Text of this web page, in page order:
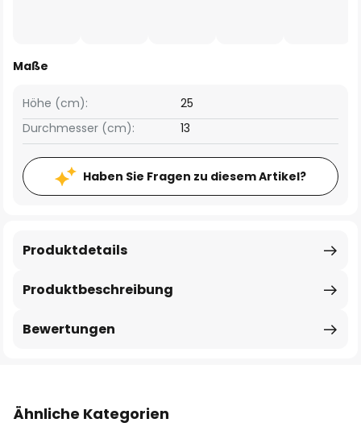
Maße
Höhe (cm):
25
Durchmesser (cm):
13
Haben Sie Fragen zu diesem Artikel?
Produktbeschreibung
Produktdetails
Bewertungen
Ähnliche Kategorien